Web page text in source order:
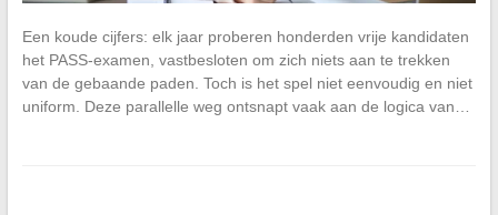
Een koude cijfers: elk jaar proberen honderden vrije kandidaten
het PASS-examen, vastbesloten om zich niets aan te trekken
van de gebaande paden. Toch is het spel niet eenvoudig en niet
uniform. Deze parallelle weg ontsnapt vaak aan de logica van…